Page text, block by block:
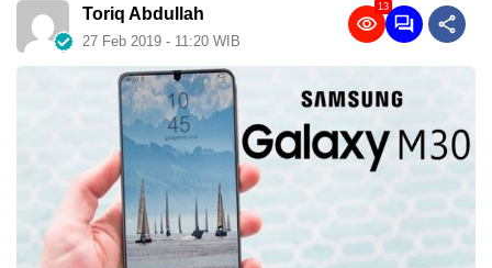
Toriq Abdullah
27 Feb 2019 - 11:20 WIB
13